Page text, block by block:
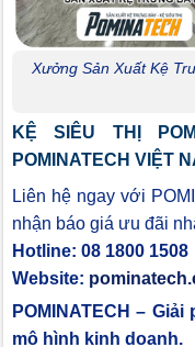
Xưởng Sản Xuất Kệ
KỆ SIÊU THỊ
POMINATECH VIỆT
Liên hệ ngay với
nhận báo giá ưu đãi
Hotline: 08 1800 1508
Website:
POMINATECH –
mô hình kinh doanh.